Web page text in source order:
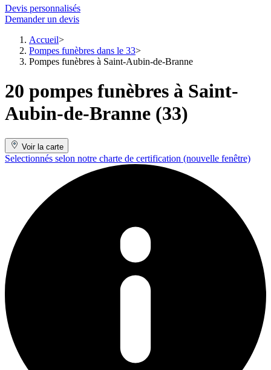
Devis personnalisés
Demander un devis
Accueil
Pompes funèbres dans le 33
Pompes funèbres à Saint-Aubin-de-Branne
20 pompes funèbres à Saint-
Aubin-de-Branne (33)
Voir la carte
Selectionnés selon notre charte de certification (nouvelle fenêtre)